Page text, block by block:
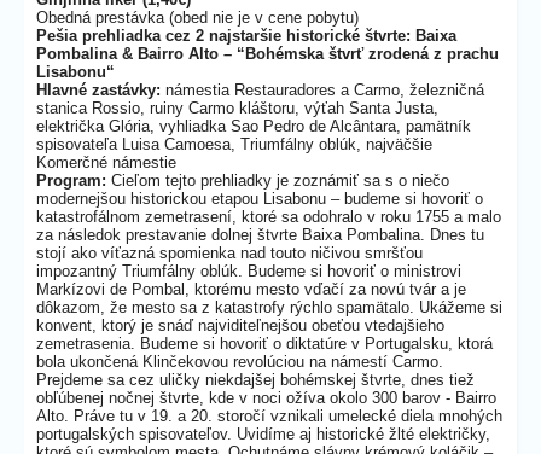
Obedná prestávka (obed nie je v cene pobytu)
Pešia prehliadka cez 2 najstaršie historické štvrte: Baixa
Pombalina & Bairro Alto – “Bohémska štvrť zrodená z prachu
Lisabonu“
Hlavné zastávky: námestia Restauradores a Carmo, železničná
stanica Rossio, ruiny Carmo kláštoru, výťah Santa Justa,
električka Glória, vyhliadka Sao Pedro de Alcântara, pamätník
spisovateľa Luisa Camoesa, Triumfálny oblúk, najväčšie
Komerčné námestie
Program: Cieľom tejto prehliadky je zoznámiť sa s o niečo
modernejšou historickou etapou Lisabonu – budeme si hovoriť o
katastrofálnom zemetrasení, ktoré sa odohralo v roku 1755 a malo
za následok prestavanie dolnej štvrte Baixa Pombalina. Dnes tu
stojí ako víťazná spomienka nad touto ničivou smršťou
impozantný Triumfálny oblúk. Budeme si hovoriť o ministrovi
Markízovi de Pombal, ktorému mesto vďačí za novú tvár a je
dôkazom, že mesto sa z katastrofy rýchlo spamätalo. Ukážeme si
konvent, ktorý je snáď najviditeľnejšou obeťou vtedajšieho
zemetrasenia. Budeme si hovoriť o diktatúre v Portugalsku, ktorá
bola ukončená Klinčekovou revolúciou na námestí Carmo.
Prejdeme sa cez uličky niekdajšej bohémskej štvrte, dnes tiež
obľúbenej nočnej štvrte, kde v noci ožíva okolo 300 barov - Bairro
Alto. Práve tu v 19. a 20. storočí vznikali umelecké diela mnohých
portugalských spisovateľov. Uvidíme aj historické žlté električky,